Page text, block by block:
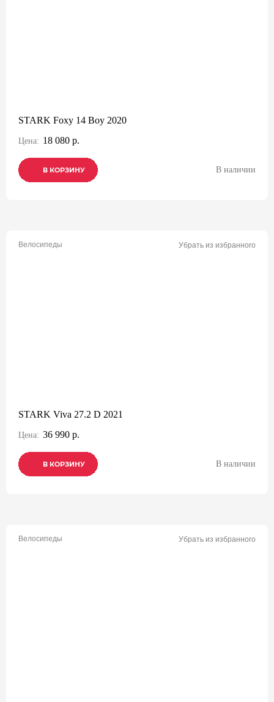
STARK Foxy 14 Boy 2020
Цена: 18 080 р.
В КОРЗИНУ
В КОРЗИНУ
В КОРЗИНУ В наличии
Велосипеды Убрать из избранного
STARK Viva 27.2 D 2021
Цена: 36 990 р.
В КОРЗИНУ
В КОРЗИНУ
В КОРЗИНУ В наличии
Велосипеды Убрать из избранного